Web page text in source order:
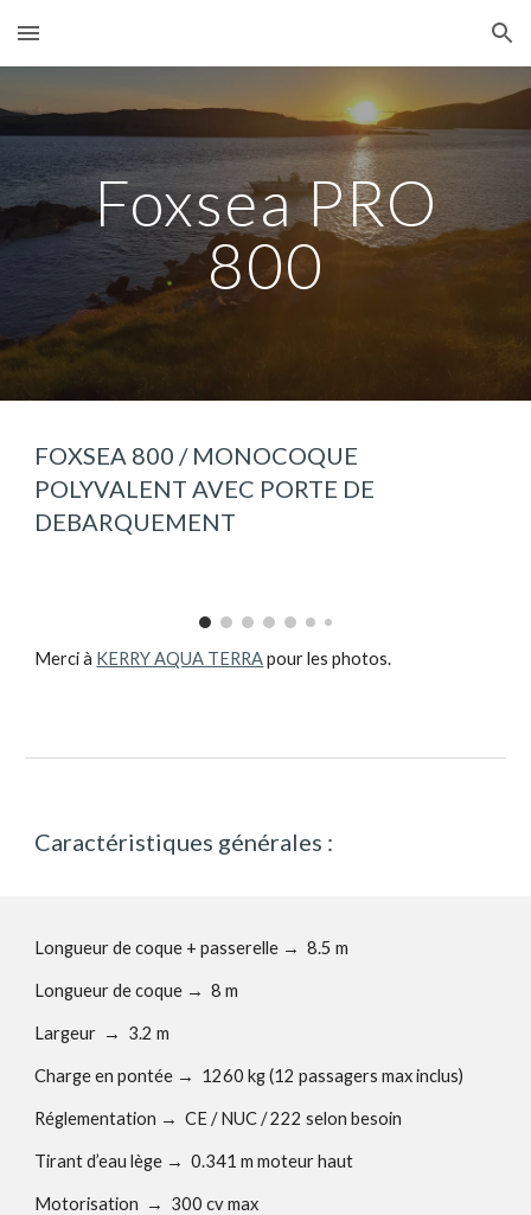
Skip to main content Skip to navigation
Foxsea PRO
800
FOXSEA 800 / MONOCOQUE
POLYVALENT AVEC PORTE DE
DEBARQUEMENT
Merci à KERRY AQUA TERRApour les photos.
Caractéristiques générales :
Longueur de coque + passerelle → 8.5 m
Longueur de coque → 8 m
Largeur → 3.2 m
Charge en pontée → 1260 kg (12 passagers max inclus)
Réglementation → CE / NUC / 222 selon besoin
Tirant d’eau lège → 0.341 m moteur haut
Motorisation → 300 cv max